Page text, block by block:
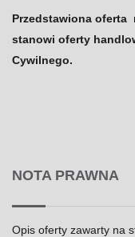
Przedstawiona oferta
stanowi oferty
Cywilnego.
NOTA PRAWNA
Opis oferty zawarty na